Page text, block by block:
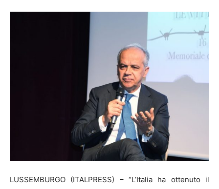
LUSSEMBURGO (ITALPRESS) – “L’Italia ha ottenuto il